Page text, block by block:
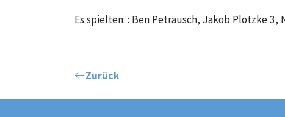
Es spielten: : Ben Petrausch, Jakob Plotzke 3,
Zurück